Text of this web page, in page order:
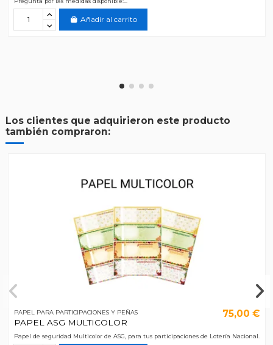
Añadir al carrito
Los clientes que adquirieron este producto
también compraron:
PAPEL PARA PARTICIPACIONES Y PEÑAS
PAPEL ASG MULTICOLOR
75,00 €
Papel de seguridad Multicolor de ASG, para tus participaciones de Lotería Nacional.